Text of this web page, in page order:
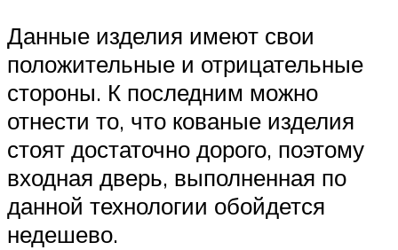
Данные изделия имеют свои
положительные и отрицательные
стороны. К последним можно
отнести то, что кованые изделия
стоят достаточно дорого, поэтому
входная дверь, выполненная по
данной технологии обойдется
недешево.